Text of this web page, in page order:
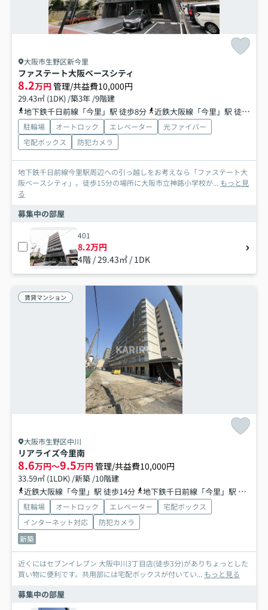
大阪市生野区新今里
ファステート大阪ベースシティ
8.2万円 管理/共益費10,000円
29.43㎡ (1DK) /築3年 /9階建
地下鉄千日前線「今里」駅 徒歩8分
近鉄大阪線「今里」駅 徒歩7分
駐輪場 オートロック エレベーター
光ファイバー
宅配ボックス
防犯カメラ
地下鉄千日前線今里駅周辺への引っ越しをお考えなら「ファステート大
阪ベースシティ」。徒歩15分の場所に大阪市立神路小学校が... もっと見
る
募集中の部屋
401
8.2万円
4階 / 29.43㎡ / 1DK
賃貸マンション
大阪市生野区中川
リアライズ今里南
8.6万円～9.5万円 管理/共益費10,000円
33.59㎡ (1LDK) /新築 /10階建
近鉄大阪線「今里」駅 徒歩14分
地下鉄千日前線「今里」駅 徒歩14分
駐輪場 オートロック エレベーター
宅配ボックス
インターネット対応
防犯カメラ
新築
近くにはセブンイレブン 大阪中川3丁目店(徒歩3分)がありちょっとした
買い物に便利です。共用部には宅配ボックスが付いてい... もっと見る
募集中の部屋